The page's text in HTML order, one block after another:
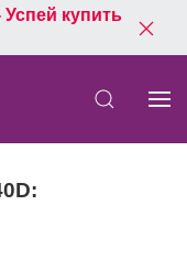
Успей купить